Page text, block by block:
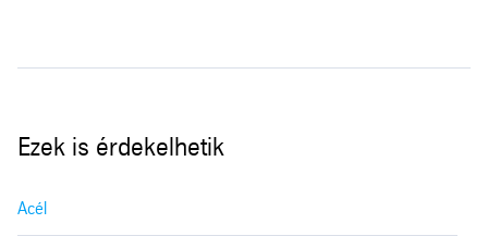
Ezek is érdekelhetik
Acél